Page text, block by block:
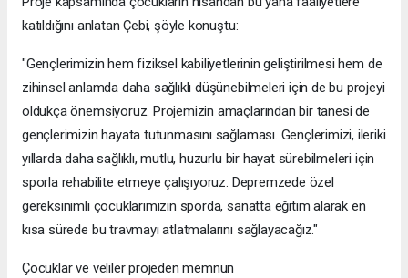
katıldığını anlatan Çebi, şöyle konuştu:
"Gençlerimizin hem fiziksel kabiliyetlerinin geliştirilmesi hem de
zihinsel anlamda daha sağlıklı düşünebilmeleri için de bu projeyi
oldukça önemsiyoruz. Projemizin amaçlarından bir tanesi de
gençlerimizin hayata tutunmasını sağlaması. Gençlerimizi, ileriki
yıllarda daha sağlıklı, mutlu, huzurlu bir hayat sürebilmeleri için
sporla rehabilite etmeye çalışıyoruz. Depremzede özel
gereksinimli çocuklarımızın sporda, sanatta eğitim alarak en
kısa sürede bu travmayı atlatmalarını sağlayacağız."
Çocuklar ve veliler projeden memnun